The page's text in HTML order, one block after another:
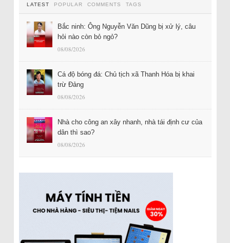
LATEST POPULAR COMMENTS TAGS
Bắc ninh: Ông Nguyễn Văn Dũng bị xử lý, câu
hỏi nào còn bỏ ngỏ?
08/08/2026
Cá độ bóng đá: Chủ tịch xã Thanh Hóa bị khai
trừ Đảng
08/08/2026
Nhà cho công an xây nhanh, nhà tái định cư của
dân thì sao?
08/08/2026